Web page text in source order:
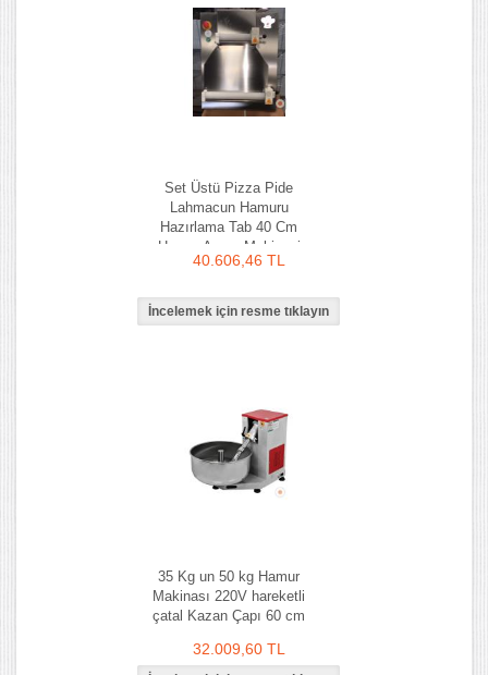
Set Üstü Pizza Pide
Lahmacun Hamuru
Hazırlama Tab 40 Cm
Hamur Açma Makinesi
40.606,46 TL
35 Kg un 50 kg Hamur
Makinası 220V hareketli
çatal Kazan Çapı 60 cm
32.009,60 TL